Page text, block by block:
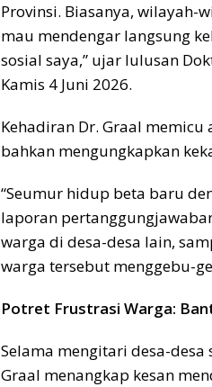
Provinsi. Biasanya, wilayah-
mau mendengar langsung
sosial saya,” ujar lulusan
Kamis 4 Juni 2026.
Kehadiran Dr. Graal memicu
bahkan mengungkapkan
“Seumur hidup beta baru
laporan
warga di desa-desa lain,
warga tersebut menggebu-
Potret Frustrasi Warga:
Selama mengitari desa-desa
Graal menangkap kesan